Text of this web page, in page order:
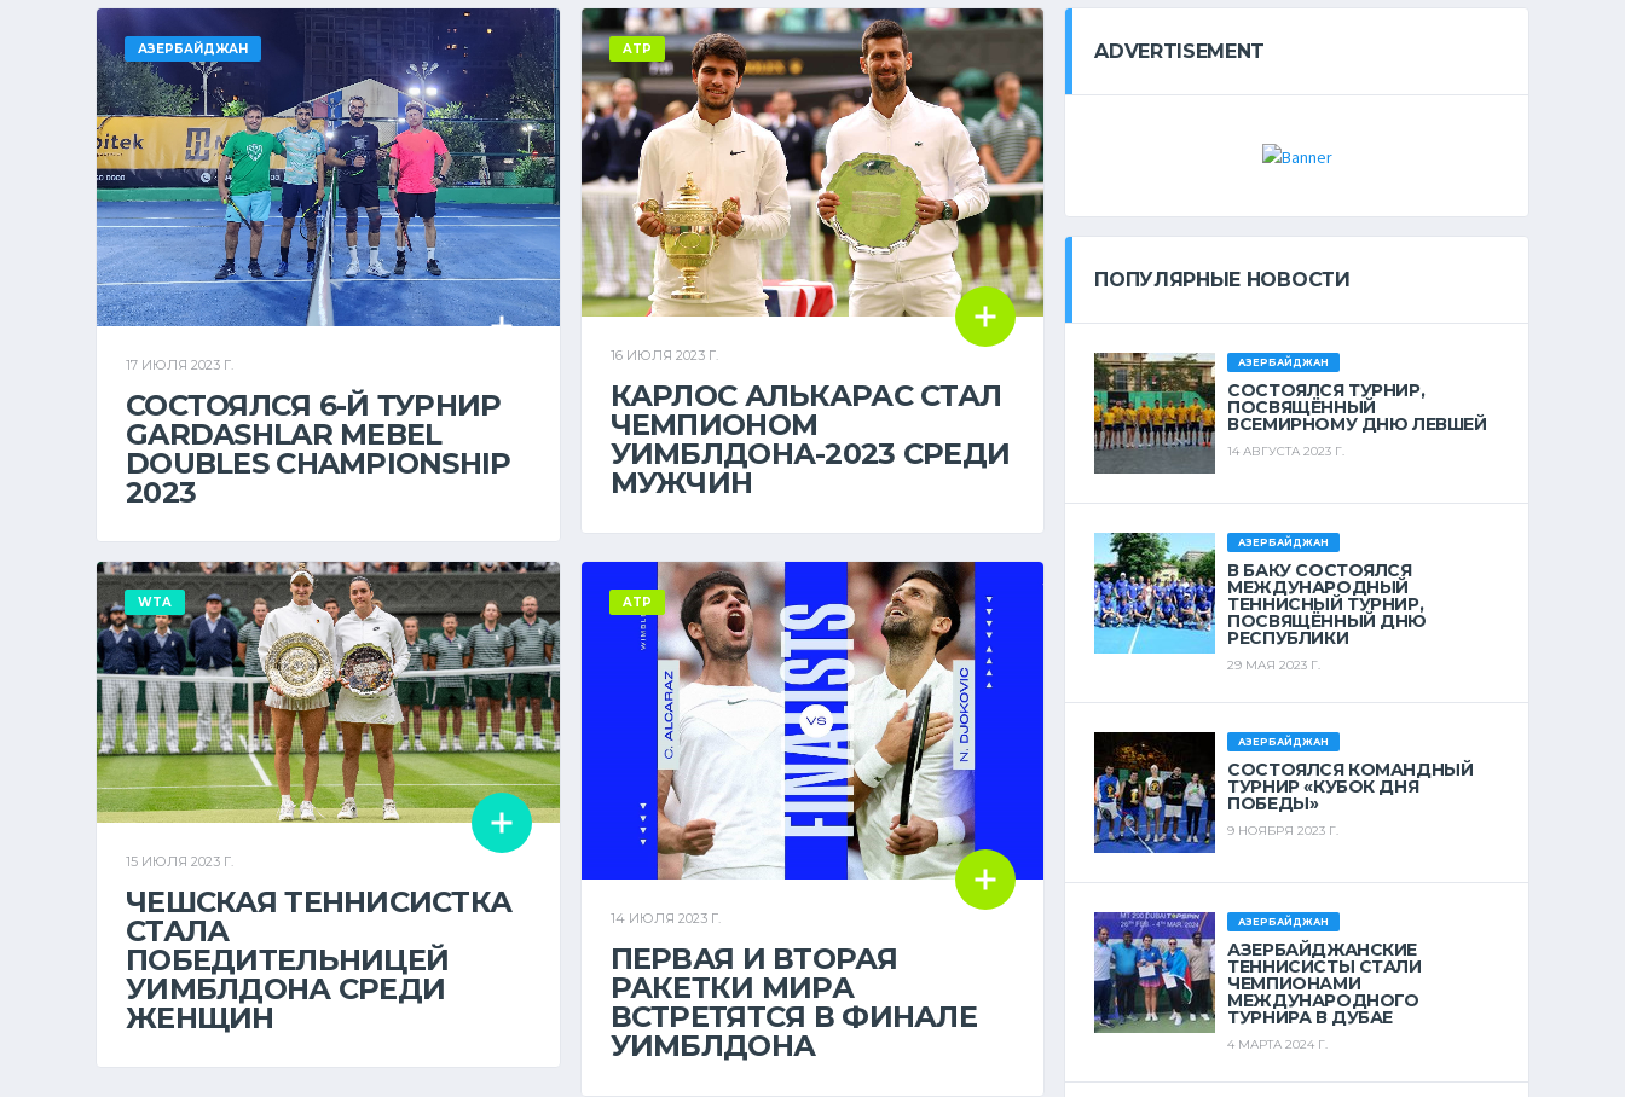
АЗЕРБАЙДЖАН
17 ИЮЛЯ 2023 Г.
СОСТОЯЛСЯ 6-Й ТУРНИР
GARDASHLAR MEBEL
DOUBLES CHAMPIONSHIP
2023
ATP
16 ИЮЛЯ 2023 Г.
КАРЛОС АЛЬКАРАС СТАЛ
ЧЕМПИОНОМ
УИМБЛДОНА-2023 СРЕДИ
МУЖЧИН
WTA
15 ИЮЛЯ 2023 Г.
ЧЕШСКАЯ ТЕННИСИСТКА
СТАЛА
ПОБЕДИТЕЛЬНИЦЕЙ
УИМБЛДОНА СРЕДИ
ЖЕНЩИН
ATP
14 ИЮЛЯ 2023 Г.
ПЕРВАЯ И ВТОРАЯ
РАКЕТКИ МИРА
ВСТРЕТЯТСЯ В ФИНАЛЕ
УИМБЛДОНА
ADVERTISEMENT
ПОПУЛЯРНЫЕ НОВОСТИ
АЗЕРБАЙДЖАН
СОСТОЯЛСЯ ТУРНИР,
ПОСВЯЩЁННЫЙ
ВСЕМИРНОМУ ДНЮ ЛЕВШЕЙ
14 АВГУСТА 2023 Г.
АЗЕРБАЙДЖАН
В БАКУ СОСТОЯЛСЯ
МЕЖДУНАРОДНЫЙ
ТЕННИСНЫЙ ТУРНИР,
ПОСВЯЩЁННЫЙ ДНЮ
РЕСПУБЛИКИ
29 МАЯ 2023 Г.
АЗЕРБАЙДЖАН
СОСТОЯЛСЯ КОМАНДНЫЙ
ТУРНИР «КУБОК ДНЯ
ПОБЕДЫ»
9 НОЯБРЯ 2023 Г.
АЗЕРБАЙДЖАН
АЗЕРБАЙДЖАНСКИЕ
ТЕННИСИСТЫ СТАЛИ
ЧЕМПИОНАМИ
МЕЖДУНАРОДНОГО
ТУРНИРА В ДУБАЕ
4 МАРТА 2024 Г.